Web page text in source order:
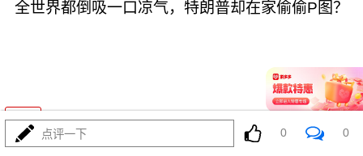
全世界都倒吸一口凉气，特朗普却在家偷偷P图？
最热 阅读 10612
点评一下 0 0